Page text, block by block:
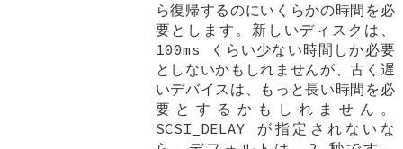
ら復帰するのにいくらかの時間を必
要とします。新しいディスクは、
100ms くらい少ない時間しか必要
としないかもしれませんが、古く遅
いデバイスは、もっと長い時間を必
要とするかもしれません。
SCSI_DELAY が指定されないな